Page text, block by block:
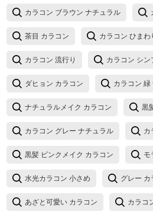
カラコン ブラウン ナチュラル
茶目 カラコン カラコン ひまわ
カラコン 流行り カラコン シン
ダヒョン カラコン カラコン 緑
ナチュラルメイク カラコン 黒
カラコン グレー ナチュラル カ
黒髪 ピンクメイク カラコン モ
水光カラコン 小さめ グレー カ
あざと可愛い カラコン カラコ